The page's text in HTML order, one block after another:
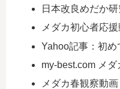
日本改良めだか
メダカ初心者応
Yahoo記事：初
my-best.com メ
メダカ春観察動